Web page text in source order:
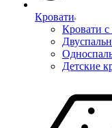
Кровати
Кровати
Детские